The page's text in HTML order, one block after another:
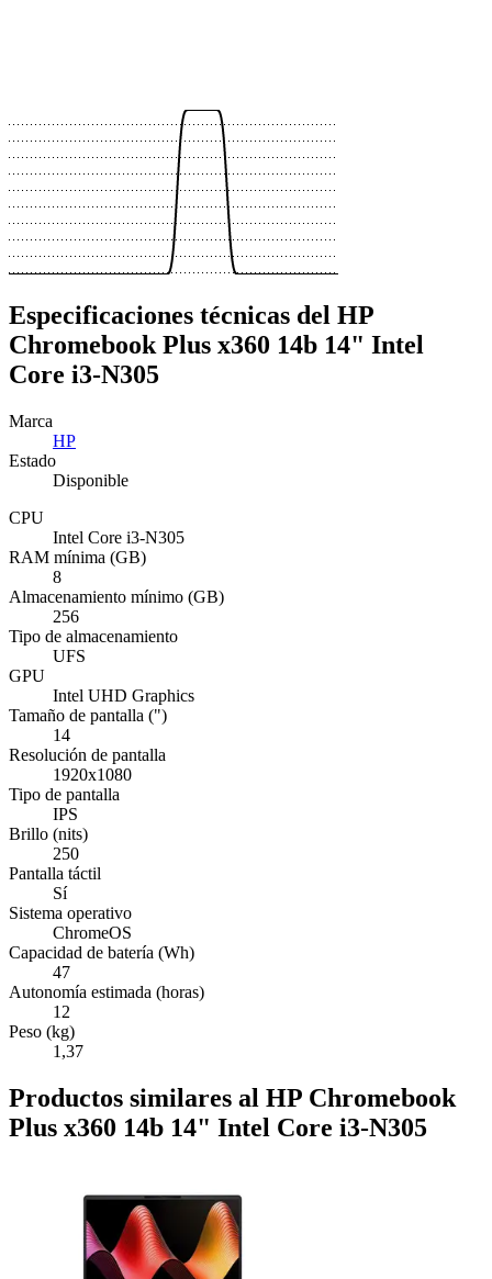
Especificaciones técnicas del HP
Chromebook Plus x360 14b 14" Intel
Core i3-N305
Marca
HP
Estado
Disponible
CPU
Intel Core i3-N305
RAM mínima (GB)
8
Almacenamiento mínimo (GB)
256
Tipo de almacenamiento
UFS
GPU
Intel UHD Graphics
Tamaño de pantalla (")
14
Resolución de pantalla
1920x1080
Tipo de pantalla
IPS
Brillo (nits)
250
Pantalla táctil
Sí
Sistema operativo
ChromeOS
Capacidad de batería (Wh)
47
Autonomía estimada (horas)
12
Peso (kg)
1,37
Productos similares al HP Chromebook
Plus x360 14b 14" Intel Core i3-N305